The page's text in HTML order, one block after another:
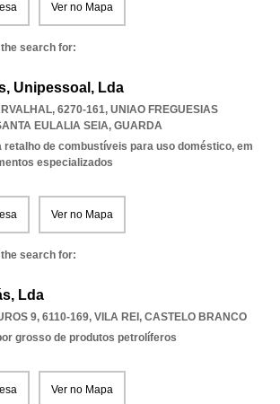
Ver no Mapa
search for:
Unipessoal, Lda
6270-161, UNIAO FREGUESIAS
EULALIA SEIA, GUARDA
retalho de combustíveis para uso doméstico, em
especializados
Ver no Mapa
search for:
Lda
9, 6110-169, VILA REI , CASTELO BRANCO
grosso de produtos petrolíferos
Ver no Mapa